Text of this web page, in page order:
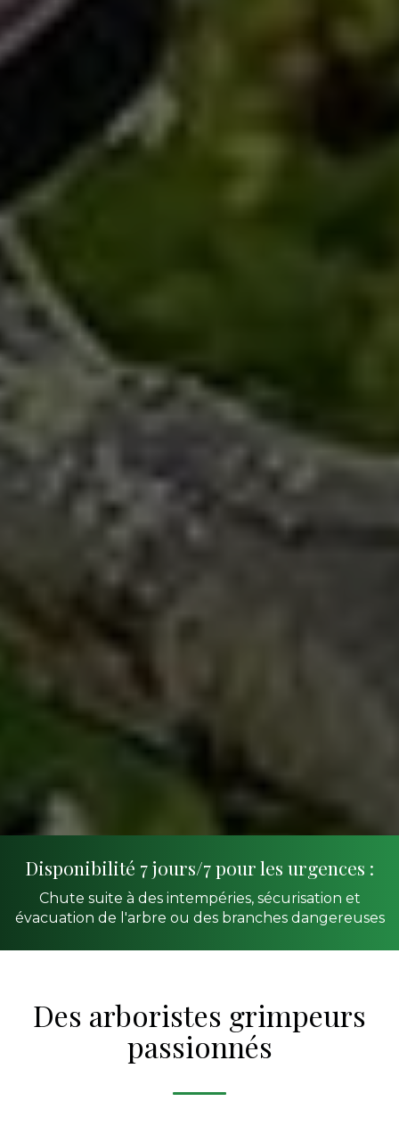
Disponibilité 7 jours/7 pour les urgences :
Chute suite à des intempéries, sécurisation et
évacuation de l'arbre ou des branches dangereuses
Des arboristes grimpeurs
passionnés